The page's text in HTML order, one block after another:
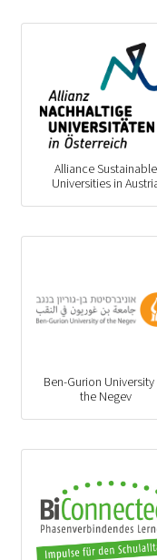
Alliance Sustainable
Universities in
Ben-Gurion
the Negev